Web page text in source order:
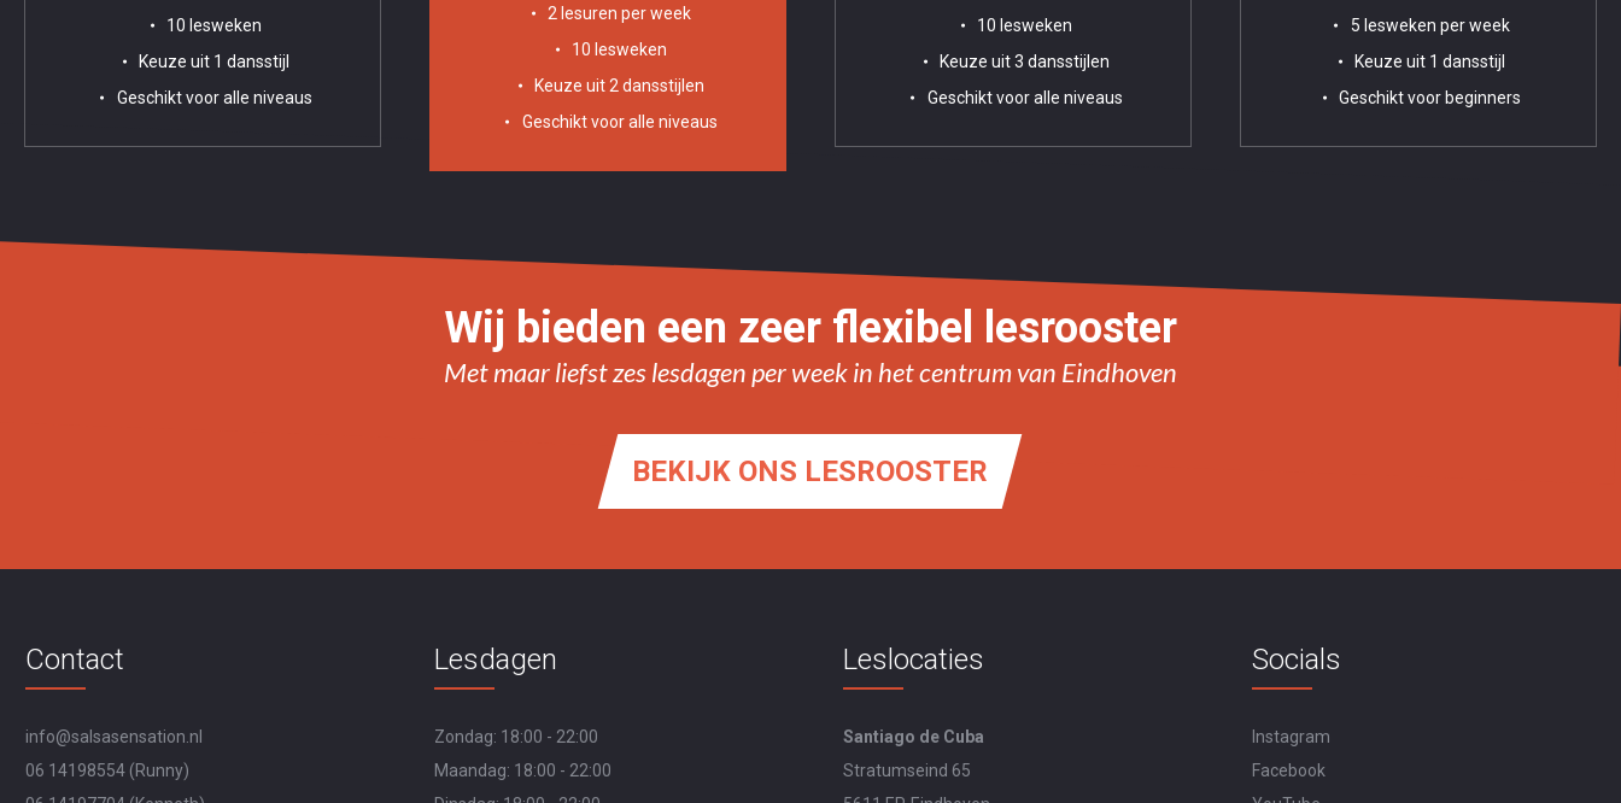
10 lesweken
Keuze uit 1 dansstijl
Geschikt voor alle niveaus
2 lesuren per week
10 lesweken
Keuze uit 2 dansstijlen
Geschikt voor alle niveaus
10 lesweken
Keuze uit 3 dansstijlen
Geschikt voor alle niveaus
5 lesweken per week
Keuze uit 1 dansstijl
Geschikt voor beginners
Wij bieden een zeer flexibel lesrooster
Met maar liefst zes lesdagen per week in het centrum van Eindhoven
BEKIJK ONS LESROOSTER
Contact
info@salsasensation.nl
06 14198554 (Runny)
Lesdagen
Zondag: 18:00 - 22:00
Maandag: 18:00 - 22:00
Leslocaties
Santiago de Cuba
Stratumseind 65
Socials
Instagram
Facebook